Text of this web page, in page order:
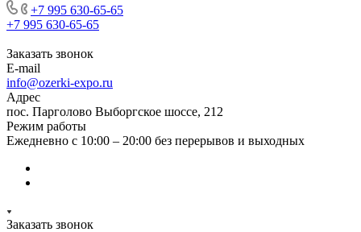
+7 995 630-65-65
+7 995 630-65-65
Заказать звонок
E-mail
info@ozerki-expo.ru
Адрес
пос. Парголово Выборгское шоссе, 212
Режим работы
Ежедневно с 10:00 – 20:00 без перерывов и выходных
Заказать звонок